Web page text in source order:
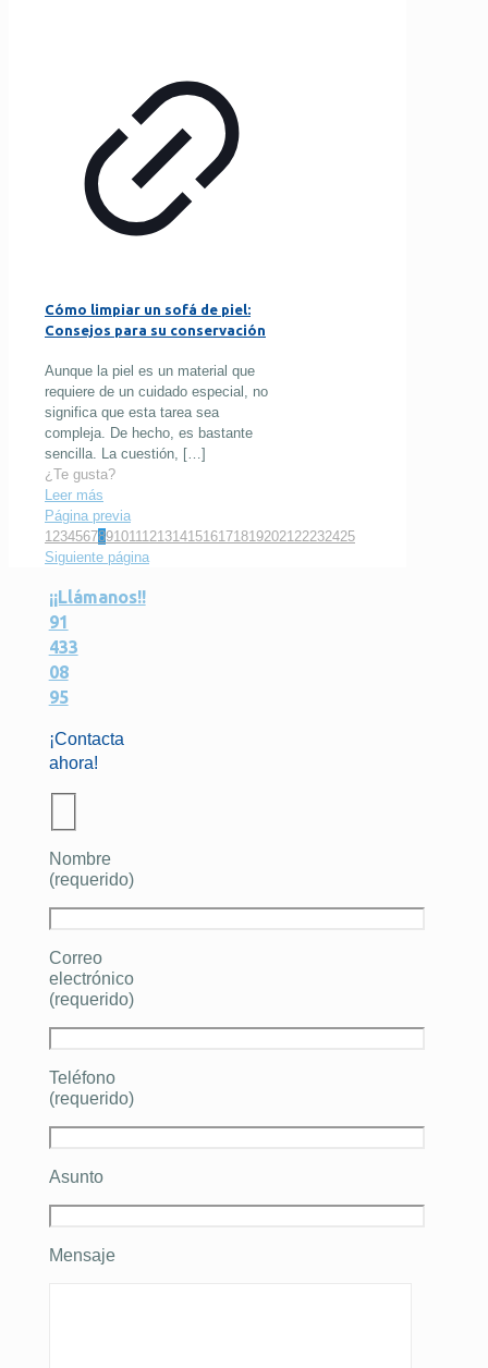
Cómo limpiar un sofá de piel:
Consejos para su conservación
Aunque la piel es un material que
requiere de un cuidado especial, no
significa que esta tarea sea
compleja. De hecho, es bastante
sencilla. La cuestión, […]
¿Te gusta?
Leer más
Página previa
1 23456789101112131415161718192021 22232425
Siguiente página
¡¡Llámanos!!
91
433
08
95
¡Contacta
ahora!
Nombre
(requerido)
Correo
electrónico
(requerido)
Teléfono
(requerido)
Asunto
Mensaje